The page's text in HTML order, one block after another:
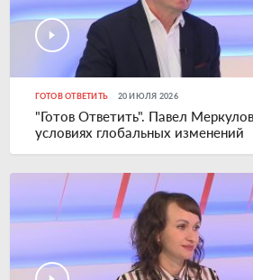
ГОТОВ ОТВЕТИТЬ 20 ИЮЛЯ 2026
"Готов Ответить". Павел
условиях глобальных изменений